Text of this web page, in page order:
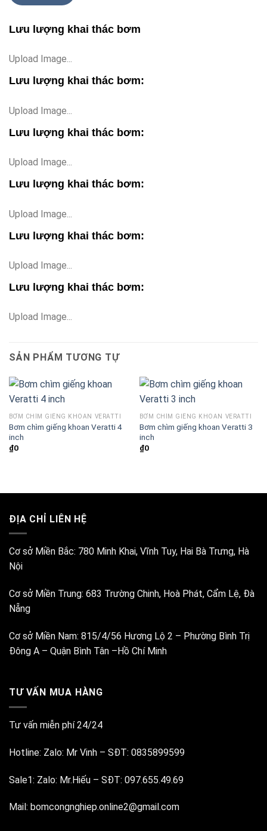
Lưu lượng khai thác bơm
Upload Image...
Lưu lượng khai thác bơm:
Upload Image...
Lưu lượng khai thác bơm:
Upload Image...
Lưu lượng khai thác bơm:
Upload Image...
Lưu lượng khai thác bơm:
Upload Image...
Lưu lượng khai thác bơm:
Upload Image...
SẢN PHẨM TƯƠNG TỰ
BƠM CHÌM GIẾNG KHOAN VERATTI
Bơm chìm giếng khoan Veratti 4
inch
₫0
BƠM CHÌM GIẾNG KHOAN VERATTI
Bơm chìm giếng khoan Veratti 3
inch
₫0
ĐỊA CHỈ LIÊN HỆ
Cơ sở Miền Bắc: 780 Minh Khai, Vĩnh Tuy, Hai Bà Trưng, Hà
Nội
Cơ sở Miền Trung: 683 Trường Chinh, Hoà Phát, Cẩm Lệ, Đà
Nẵng
Cơ sở Miền Nam: 815/4/56 Hương Lộ 2 – Phường Bình Trị
Đông A – Quận Bình Tân –Hồ Chí Minh
TƯ VẤN MUA HÀNG
Tư vấn miễn phí 24/24
Hotline: Zalo: Mr Vinh – SĐT: 0835899599
Sale1: Zalo: Mr.Hiếu – SĐT: 097.655.49.69
Mail: bomcongnghiep.online2@gmail.com